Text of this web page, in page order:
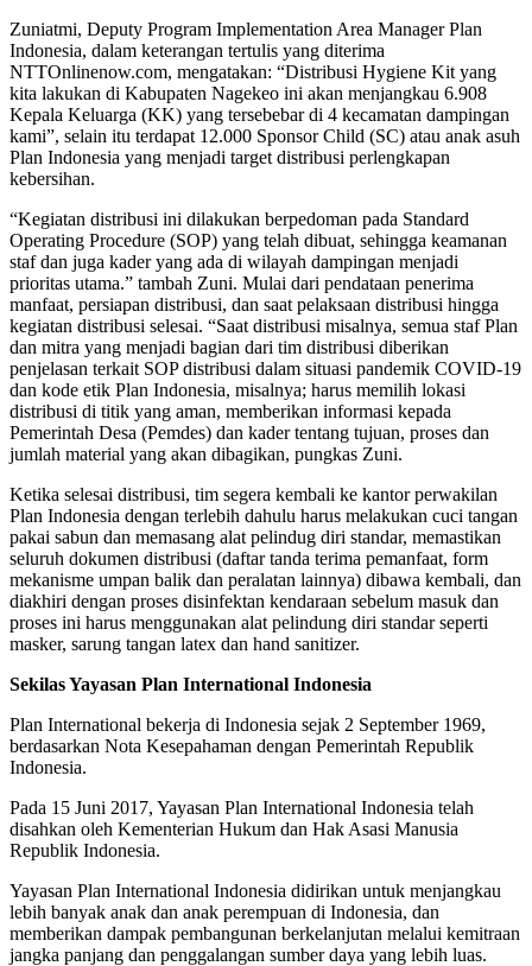
Zuniatmi, Deputy Program Implementation Area Manager Plan
Indonesia, dalam keterangan tertulis yang diterima
NTTOnlinenow.com, mengatakan: “Distribusi Hygiene Kit yang
kita lakukan di Kabupaten Nagekeo ini akan menjangkau 6.908
Kepala Keluarga (KK) yang tersebebar di 4 kecamatan dampingan
kami”, selain itu terdapat 12.000 Sponsor Child (SC) atau anak asuh
Plan Indonesia yang menjadi target distribusi perlengkapan
kebersihan.
“Kegiatan distribusi ini dilakukan berpedoman pada Standard
Operating Procedure (SOP) yang telah dibuat, sehingga keamanan
staf dan juga kader yang ada di wilayah dampingan menjadi
prioritas utama.” tambah Zuni. Mulai dari pendataan penerima
manfaat, persiapan distribusi, dan saat pelaksaan distribusi hingga
kegiatan distribusi selesai. “Saat distribusi misalnya, semua staf Plan
dan mitra yang menjadi bagian dari tim distribusi diberikan
penjelasan terkait SOP distribusi dalam situasi pandemik COVID-19
dan kode etik Plan Indonesia, misalnya; harus memilih lokasi
distribusi di titik yang aman, memberikan informasi kepada
Pemerintah Desa (Pemdes) dan kader tentang tujuan, proses dan
jumlah material yang akan dibagikan, pungkas Zuni.
Ketika selesai distribusi, tim segera kembali ke kantor perwakilan
Plan Indonesia dengan terlebih dahulu harus melakukan cuci tangan
pakai sabun dan memasang alat pelindug diri standar, memastikan
seluruh dokumen distribusi (daftar tanda terima pemanfaat, form
mekanisme umpan balik dan peralatan lainnya) dibawa kembali, dan
diakhiri dengan proses disinfektan kendaraan sebelum masuk dan
proses ini harus menggunakan alat pelindung diri standar seperti
masker, sarung tangan latex dan hand sanitizer.
Sekilas Yayasan Plan International Indonesia
Plan International bekerja di Indonesia sejak 2 September 1969,
berdasarkan Nota Kesepahaman dengan Pemerintah Republik
Indonesia.
Pada 15 Juni 2017, Yayasan Plan International Indonesia telah
disahkan oleh Kementerian Hukum dan Hak Asasi Manusia
Republik Indonesia.
Yayasan Plan International Indonesia didirikan untuk menjangkau
lebih banyak anak dan anak perempuan di Indonesia, dan
memberikan dampak pembangunan berkelanjutan melalui kemitraan
jangka panjang dan penggalangan sumber daya yang lebih luas.